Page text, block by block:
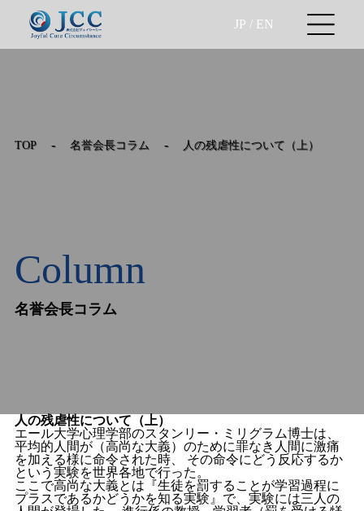
JP / EN
TOP - 名誉会長コラム - 人の残虐性について（上）
Column
名誉会長コラム
人の残虐性について（上）
エール大学心理学部のスタンリー・ミリグラム博士は、
平均的人間が（高尚な大義）のために罪なき人間に激痛
を加える様に命令された時、 その命令にどう反応するか
という実験を世界各地で行った。
ここで高尚な大義とは『生徒を罰することが学習過程に
プラスであるかどうかを知る実験』で、実験には三人の